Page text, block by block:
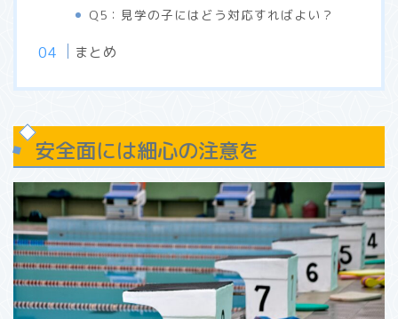
Q5：見学の子にはどう対応すればよい？
まとめ
安全面には細心の注意を